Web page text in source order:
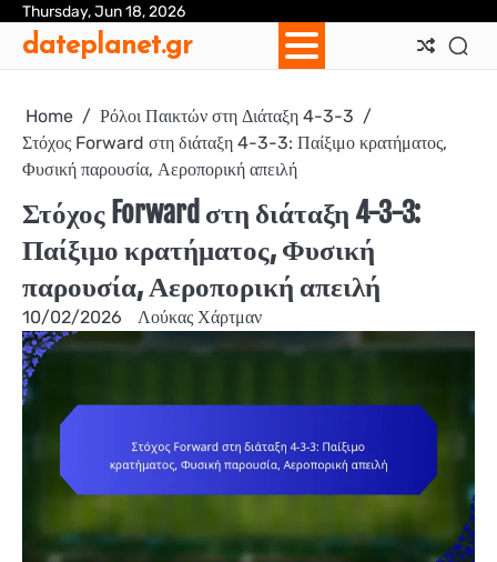
Skip
content
Thursday, Jun 18, 2026
dateplanet.gr
Home
Ρόλοι Παικτών στη Διάταξη 4-3-3
Στόχος Forward στη διάταξη 4-3-3: Παίξιμο κρατήματος,
Φυσική παρουσία, Αεροπορική απειλή
Στόχος Forward στη διάταξη 4-3-3:
Παίξιμο κρατήματος, Φυσική
παρουσία, Αεροπορική απειλή
10/02/2026 Λούκας Χάρτμαν